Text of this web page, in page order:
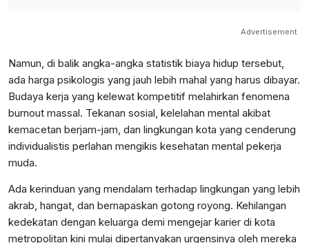
Advertisement
Namun, di balik angka-angka statistik biaya hidup tersebut,
ada harga psikologis yang jauh lebih mahal yang harus dibayar.
Budaya kerja yang kelewat kompetitif melahirkan fenomena
burnout massal. Tekanan sosial, kelelahan mental akibat
kemacetan berjam-jam, dan lingkungan kota yang cenderung
individualistis perlahan mengikis kesehatan mental pekerja
muda.
Ada kerinduan yang mendalam terhadap lingkungan yang lebih
akrab, hangat, dan bernapaskan gotong royong. Kehilangan
kedekatan dengan keluarga demi mengejar karier di kota
metropolitan kini mulai dipertanyakan urgensinya oleh mereka